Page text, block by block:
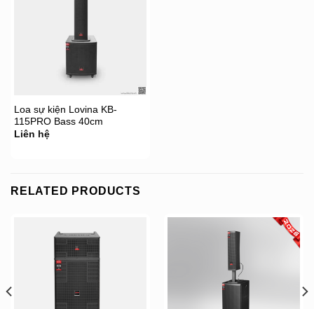
Loa sự kiện Lovina KB-
115PRO Bass 40cm
Liên hệ
RELATED PRODUCTS